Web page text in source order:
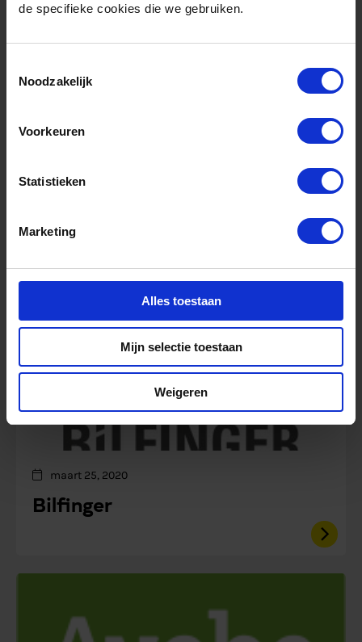
de specifieke cookies die we gebruiken.
Noodzakelijk
Voorkeuren
Statistieken
Marketing
Alles toestaan
Mijn selectie toestaan
Weigeren
april 14, 2025
maart 25, 2020
Bilfinger